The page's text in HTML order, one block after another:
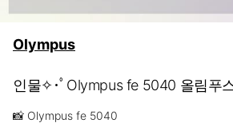
Olympus
인물✧･ﾟOlympus fe 5040 올림푸
📸 Olympus fe 5040